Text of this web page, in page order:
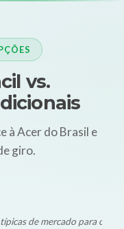
vs.
à Acer do Brasil e
giro.
de mercado para